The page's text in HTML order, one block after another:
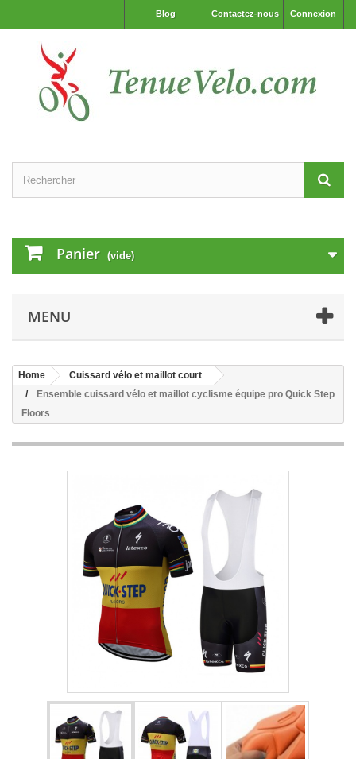
Connexion
Contactez-nous
Blog
Panier (vide)
MENU
Home
Cuissard vélo et maillot court
Ensemble cuissard vélo et maillot cyclisme équipe pro Quick Step
Floors